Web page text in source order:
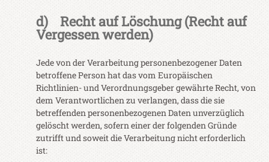
d) Recht auf Löschung (Recht auf
Vergessen werden)
Jede von der Verarbeitung personenbezogener Daten
betroffene Person hat das vom Europäischen
Richtlinien- und Verordnungsgeber gewährte Recht, von
dem Verantwortlichen zu verlangen, dass die sie
betreffenden personenbezogenen Daten unverzüglich
gelöscht werden, sofern einer der folgenden Gründe
zutrifft und soweit die Verarbeitung nicht erforderlich
ist: